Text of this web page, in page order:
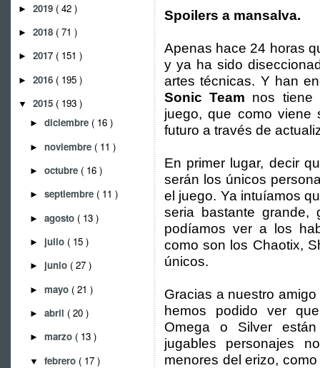
► 2019 ( 42 )
► 2018 ( 71 )
► 2017 ( 151 )
► 2016 ( 195 )
▼ 2015 ( 193 )
► diciembre ( 16 )
► noviembre ( 11 )
► octubre ( 16 )
► septiembre ( 11 )
► agosto ( 13 )
► julio ( 15 )
► junio ( 27 )
► mayo ( 21 )
► abril ( 20 )
► marzo ( 13 )
▼ febrero ( 17 )
Spoilers a mansalva.
Apenas hace 24 horas
y ya ha sido
artes técnicas. Y han
Sonic Team nos tiene
juego, que como viene
futuro a través de
En primer lugar, decir
serán los únicos
el juego. Ya intuíamos
seria bastante
podíamos ver a los
como son los Chaotix,
únicos.
Gracias a nuestro amigo
hemos podido ver
Omega o Silver
jugables personajes
menores del erizo,